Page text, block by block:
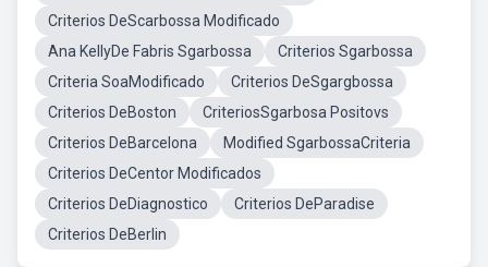
Criterios DeScarbossa Modificado
Ana KellyDe Fabris Sgarbossa
Criterios Sgarbossa
Criteria SoaModificado
Criterios DeSgargbossa
Criterios DeBoston
CriteriosSgarbosa Positovs
Criterios DeBarcelona
Modified SgarbossaCriteria
Criterios DeCentor Modificados
Criterios DeDiagnostico
Criterios DeParadise
Criterios DeBerlin